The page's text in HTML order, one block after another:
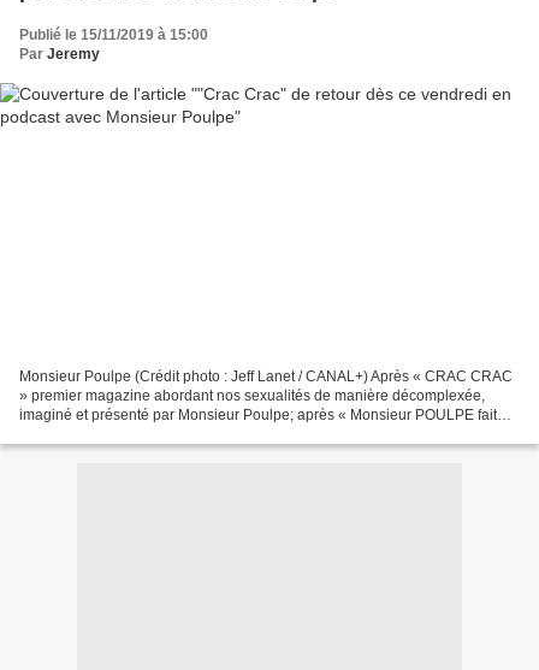
Publié le 15/11/2019 à 15:00
Par Jeremy
Monsieur Poulpe (Crédit photo : Jeff Lanet / CANAL+) Après « CRAC CRAC
» premier magazine abordant nos sexualités de manière décomplexée,
imaginé et présenté par Monsieur Poulpe; après « Monsieur POULPE fait